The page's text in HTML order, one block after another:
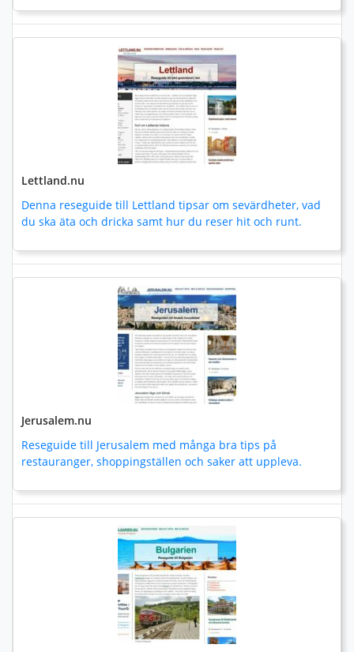
Lettland.nu
Denna reseguide till Lettland tipsar om sevärdheter, vad
du ska äta och dricka samt hur du reser hit och runt.
Jerusalem.nu
Reseguide till Jerusalem med många bra tips på
restauranger, shoppingställen och saker att uppleva.